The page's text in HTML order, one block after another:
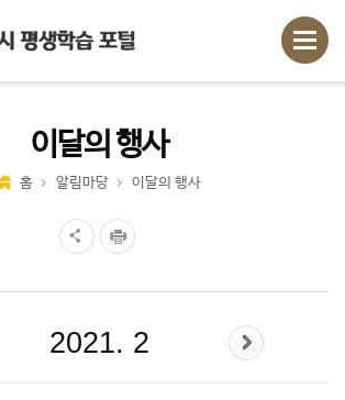
이달의 행사
홈 알림마당 이달의 행사
2021. 2